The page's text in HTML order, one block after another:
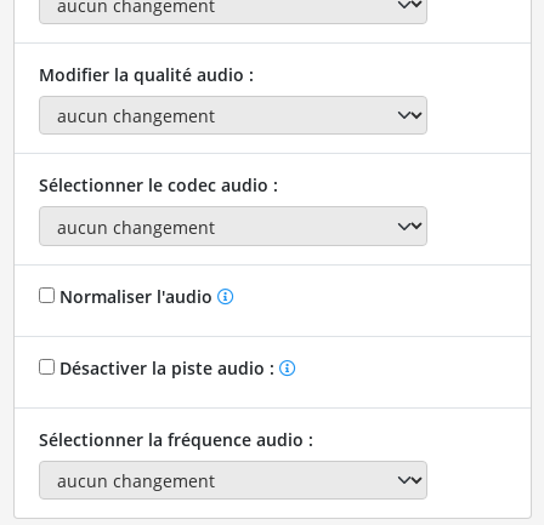
Modifier la qualité audio :
Sélectionner le codec audio :
Normaliser l'audio
Désactiver la piste audio :
Sélectionner la fréquence audio :